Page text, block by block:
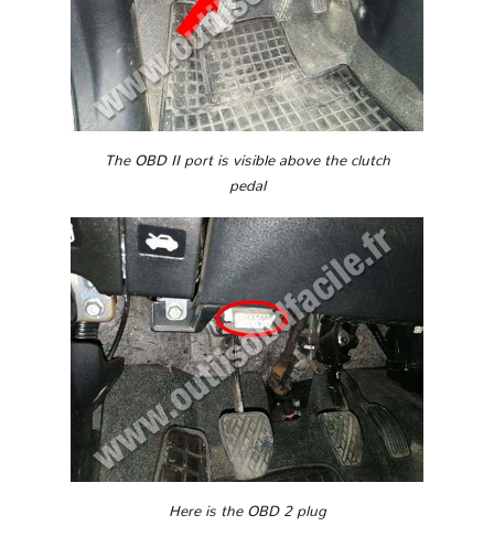
The OBD II port is visible above the clutch
pedal
Here is the OBD 2 plug